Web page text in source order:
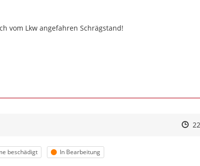
vom Lkw angefahren Schrägstand!
beschädigt Status
In Bearbeitung